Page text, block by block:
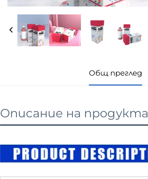
Общ преглед
Описание на продукта